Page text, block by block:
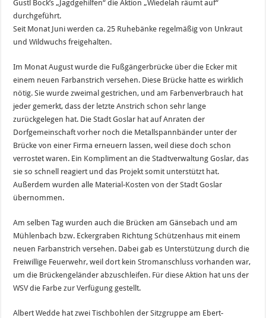
Gustl Bock’s „Jagdgehilfen“ die Aktion „Wiedelah räumt auf“
durchgeführt.
Seit Monat Juni werden ca. 25 Ruhebänke regelmäßig von Unkraut
und Wildwuchs freigehalten.
Im Monat August wurde die Fußgängerbrücke über die Ecker mit
einem neuen Farbanstrich versehen. Diese Brücke hatte es wirklich
nötig. Sie wurde zweimal gestrichen, und am Farbenverbrauch hat
jeder gemerkt, dass der letzte Anstrich schon sehr lange
zurückgelegen hat. Die Stadt Goslar hat auf Anraten der
Dorfgemeinschaft vorher noch die Metallspannbänder unter der
Brücke von einer Firma erneuern lassen, weil diese doch schon
verrostet waren. Ein Kompliment an die Stadtverwaltung Goslar, das
sie so schnell reagiert und das Projekt somit unterstützt hat.
Außerdem wurden alle Material-Kosten von der Stadt Goslar
übernommen.
Am selben Tag wurden auch die Brücken am Gänsebach und am
Mühlenbach bzw. Eckergraben Richtung Schützenhaus mit einem
neuen Farbanstrich versehen. Dabei gab es Unterstützung durch die
Freiwillige Feuerwehr, weil dort kein Stromanschluss vorhanden war,
um die Brückengeländer abzuschleifen. Für diese Aktion hat uns der
WSV die Farbe zur Verfügung gestellt.
Albert Wedde hat zwei Tischbohlen der Sitzgruppe am Ebert-